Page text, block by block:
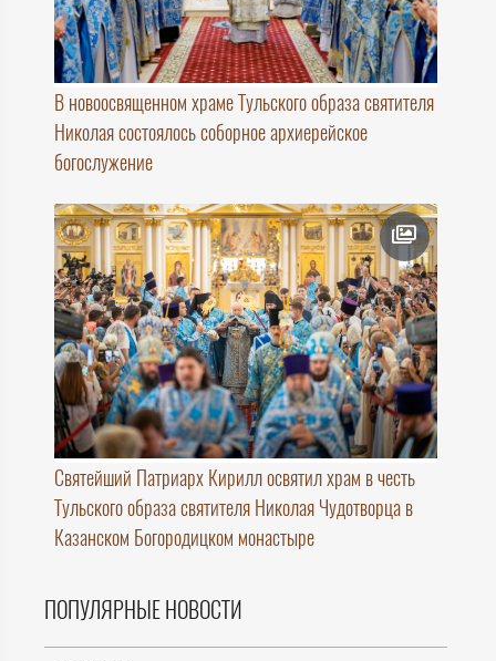
В новоосвященном храме Тульского образа святителя
Николая состоялось соборное архиерейское
богослужение
Святейший Патриарх Кирилл освятил храм в честь
Тульского образа святителя Николая Чудотворца в
Казанском Богородицком монастыре
ПОПУЛЯРНЫЕ НОВОСТИ